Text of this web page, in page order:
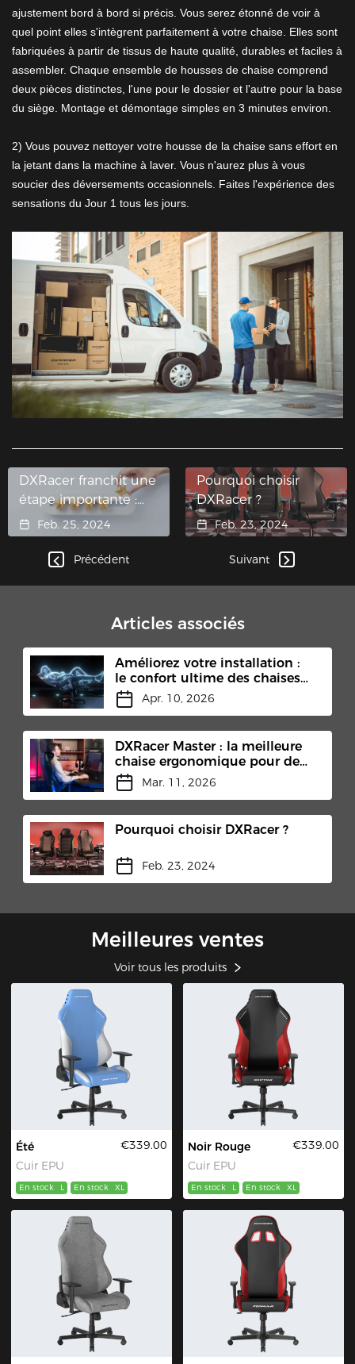
ajustement bord à bord si précis. Vous serez étonné de voir à
quel point elles s'intègrent parfaitement à votre chaise. Elles sont
fabriquées à partir de tissus de haute qualité, durables et faciles à
assembler. Chaque ensemble de housses de chaise comprend
deux pièces distinctes, l'une pour le dossier et l'autre pour la base
du siège. Montage et démontage simples en 3 minutes environ.
2) Vous pouvez nettoyer votre housse de la chaise sans effort en
la jetant dans la machine à laver. Vous n'aurez plus à vous
soucier des déversements occasionnels. Faites l'expérience des
sensations du Jour 1 tous les jours.
Précédent
DXRacer franchit une
étape importante :
Plus de 10 000
commentaires sur
Amazon
Feb. 25, 2024
Pourquoi choisir
DXRacer ?
Feb. 23, 2024
Suivant
Articles associés
Améliorez votre installation :
le confort ultime des chaises
gaming DXRacer avec repose-
pieds
Apr. 10, 2026
DXRacer Master : la meilleure
chaise ergonomique pour de
longues sessions assises
Mar. 11, 2026
Pourquoi choisir DXRacer ?
Feb. 23, 2024
Meilleures ventes
Voir tous les produits
Été
Cuir EPU
€339.00
En stock L En stock XL
Noir Rouge
Cuir EPU
€339.00
En stock L En stock XL